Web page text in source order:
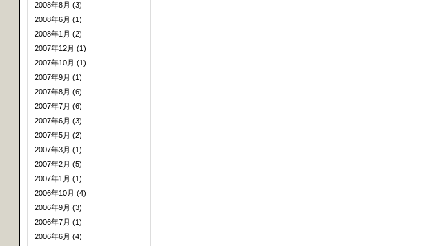
2008年8月 (3)
2008年6月 (1)
2008年1月 (2)
2007年12月 (1)
2007年10月 (1)
2007年9月 (1)
2007年8月 (6)
2007年7月 (6)
2007年6月 (3)
2007年5月 (2)
2007年3月 (1)
2007年2月 (5)
2007年1月 (1)
2006年10月 (4)
2006年9月 (3)
2006年7月 (1)
2006年6月 (4)